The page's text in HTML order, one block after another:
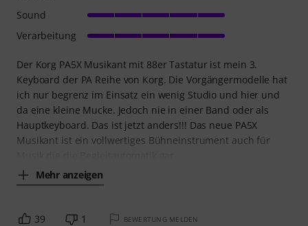
Der Korg PA5X Musikant mit 88er Tastatur ist mein 3.
Keyboard der PA Reihe von Korg. Die Vorgängermodelle hat
ich nur begrenz im Einsatz ein wenig Studio und hier und
da eine kleine Mucke. Jedoch nie in einer Band oder als
Hauptkeyboard. Das ist jetzt anders!!! Das neue PA5X
Musikant ist ein vollwertiges Bühneinstrument auch für
Mehr anzeigen
Sound
Verarbeitung
39 1 BEWERTUNG MELDEN